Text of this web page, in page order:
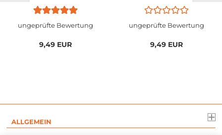
ungeprüfte Bewertung
9,49 EUR
ungeprüfte Bewertung
9,49 EUR
ALLGEMEIN